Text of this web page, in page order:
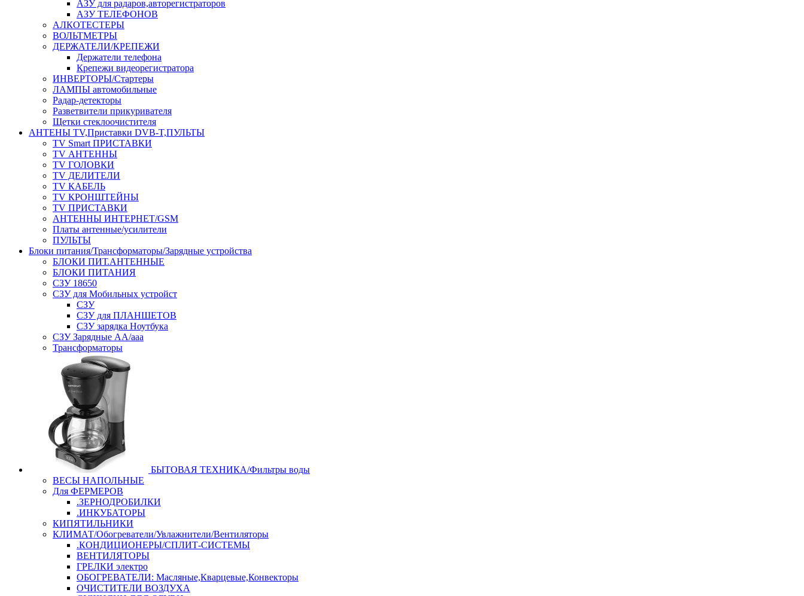
АЗУ для радаров,авторегистраторов
АЗУ ТЕЛЕФОНОВ
АЛКОТЕСТЕРЫ
ВОЛЬТМЕТРЫ
ДЕРЖАТЕЛИ/КРЕПЕЖИ
Держатели телефона
Крепежи видеорегистратора
ИНВЕРТОРЫ/Стартеры
ЛАМПЫ автомобильные
Радар-детекторы
Разветвители прикуривателя
Щетки стеклоочистителя
АНТЕНЫ ТV,Приставки DVB-T,ПУЛЬТЫ
TV Smart ПРИСТАВКИ
TV АНТЕННЫ
TV ГОЛОВКИ
TV ДЕЛИТЕЛИ
TV КАБЕЛЬ
TV КРОНШТЕЙНЫ
TV ПРИСТАВКИ
АНТЕННЫ ИНТЕРНЕТ/GSM
Платы антенные/усилители
ПУЛЬТЫ
Блоки питания/Трансформаторы/Зарядные устройства
БЛОКИ ПИТ.АНТЕННЫЕ
БЛОКИ ПИТАНИЯ
СЗУ 18650
СЗУ для Мобильных устройст
СЗУ
СЗУ для ПЛАНШЕТОВ
СЗУ зарядка Ноутбука
СЗУ Зарядные АА/ааа
Трансформаторы
БЫТОВАЯ ТЕХНИКА/Фильтры воды
ВЕСЫ НАПОЛЬНЫЕ
Для ФЕРМЕРОВ
.ЗЕРНОДРОБИЛКИ
.ИНКУБАТОРЫ
КИПЯТИЛЬНИКИ
КЛИМАТ/Обогреватели/Увлажнители/Вентиляторы
.КОНДИЦИОНЕРЫ/СПЛИТ-СИСТЕМЫ
ВЕНТИЛЯТОРЫ
ГРЕЛКИ электро
ОБОГРЕВАТЕЛИ: Масляные,Кварцевые,Конвекторы
ОЧИСТИТЕЛИ ВОЗДУХА